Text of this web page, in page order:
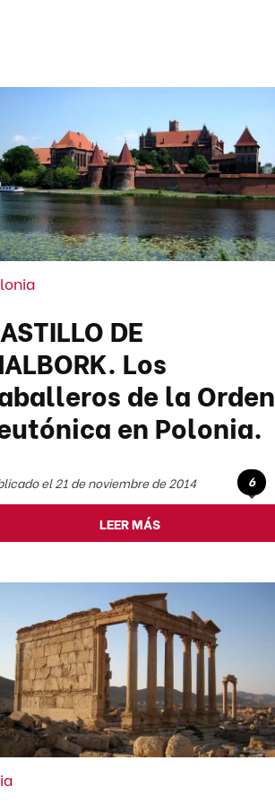
DE
Los
de la Orden
en Polonia.
el 21 de noviembre de 2014 6
LEER MÁS